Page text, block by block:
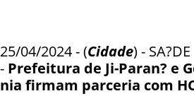
25/04/2024 - (Cidade) - SA?DE
- Prefeitura de Ji-Paran? e
nia firmam parceria com